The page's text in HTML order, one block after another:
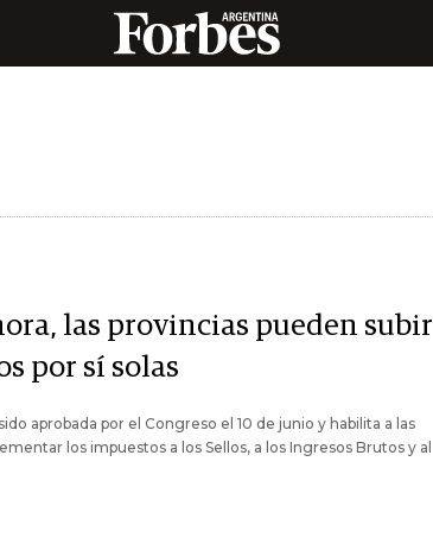
las provincias pueden subir
por sí solas
aprobada por el Congreso el 10 de junio y habilita a las
los impuestos a los Sellos, a los Ingresos Brutos y al